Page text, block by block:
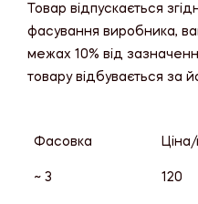
Товар відпускається
фасування виробника,
межах 10% від
товару відбувається за
Фасовка Ціна/
~ 3 120